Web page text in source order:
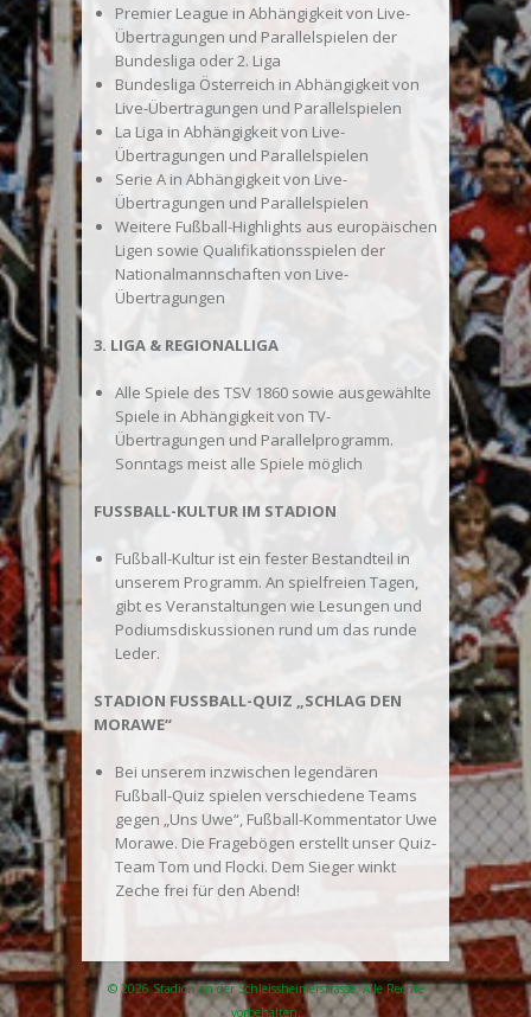
Premier League in Abhängigkeit von Live-
Übertragungen und Parallelspielen der
Bundesliga oder 2. Liga
Bundesliga Österreich in Abhängigkeit von
Live-Übertragungen und Parallelspielen
La Liga in Abhängigkeit von Live-
Übertragungen und Parallelspielen
Serie A in Abhängigkeit von Live-
Übertragungen und Parallelspielen
Weitere Fußball-Highlights aus europäischen
Ligen sowie Qualifikationsspielen der
Nationalmannschaften von Live-
Übertragungen
3. LIGA & REGIONALLIGA
Alle Spiele des TSV 1860 sowie ausgewählte
Spiele in Abhängigkeit von TV-
Übertragungen und Parallelprogramm.
Sonntags meist alle Spiele möglich
FUSSBALL-KULTUR IM STADION
Fußball-Kultur ist ein fester Bestandteil in
unserem Programm. An spielfreien Tagen,
gibt es Veranstaltungen wie Lesungen und
Podiumsdiskussionen rund um das runde
Leder.
STADION FUSSBALL-QUIZ „SCHLAG DEN
MORAWE“
Bei unserem inzwischen legendären
Fußball-Quiz spielen verschiedene Teams
gegen „Uns Uwe“, Fußball-Kommentator Uwe
Morawe. Die Fragebögen erstellt unser Quiz-
Team Tom und Flocki. Dem Sieger winkt
Zeche frei für den Abend!
© 2026 Stadion an der Schleissheimerstrasse. Alle Rechte
vorbehalten.